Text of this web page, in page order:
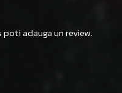
adauga un review.